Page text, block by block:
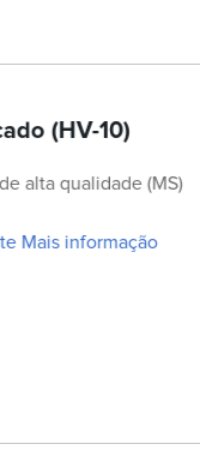
(HV-10)
alta qualidade (MS)
Mais informação